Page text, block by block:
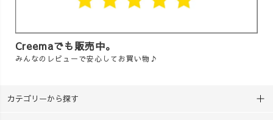
Creemaでも販売中。
みんなのレビューで安心してお買い物♪
カテゴリーから探す